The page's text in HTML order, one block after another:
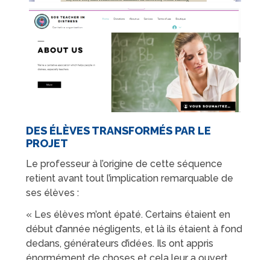
DES ÉLÈVES TRANSFORMÉS PAR LE
PROJET
Le professeur à l’origine de cette séquence
retient avant tout l’implication remarquable de
ses élèves :
« Les élèves m’ont épaté. Certains étaient en
début d’année négligents, et là ils étaient à fond
dedans, générateurs d’idées. Ils ont appris